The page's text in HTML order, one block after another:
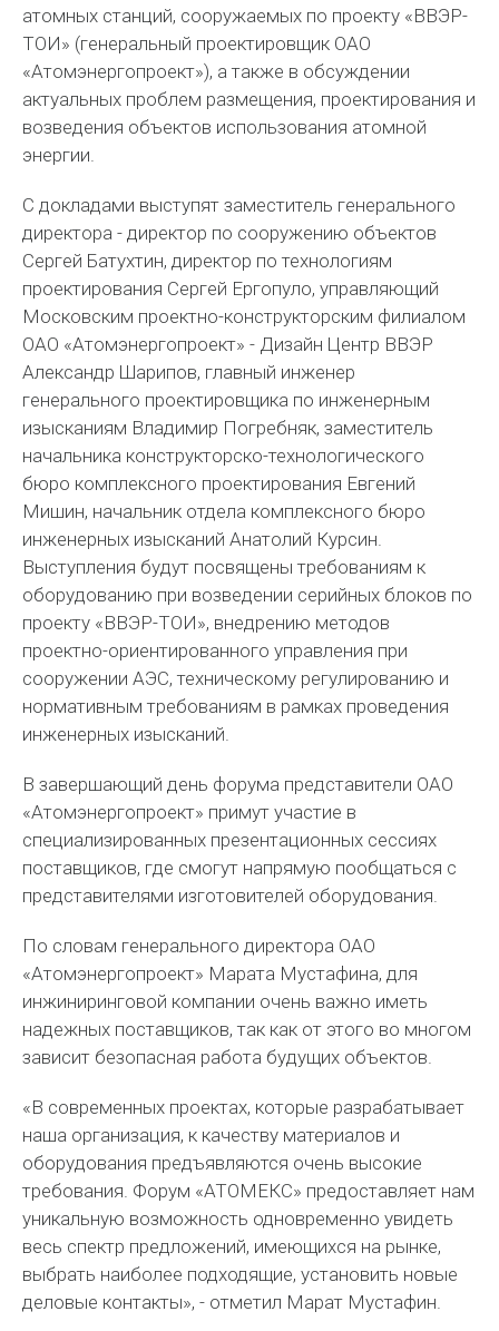
атомных станций, сооружаемых по проекту «ВВЭР-
ТОИ» (генеральный проектировщик ОАО
«Атомэнергопроект»), а также в обсуждении
актуальных проблем размещения, проектирования и
возведения объектов использования атомной
энергии.
С докладами выступят заместитель генерального
директора - директор по сооружению объектов
Сергей Батухтин, директор по технологиям
проектирования Сергей Ергопуло, управляющий
Московским проектно-конструкторским филиалом
ОАО «Атомэнергопроект» - Дизайн Центр ВВЭР
Александр Шарипов, главный инженер
генерального проектировщика по инженерным
изысканиям Владимир Погребняк, заместитель
начальника конструкторско-технологического
бюро комплексного проектирования Евгений
Мишин, начальник отдела комплексного бюро
инженерных изысканий Анатолий Курсин.
Выступления будут посвящены требованиям к
оборудованию при возведении серийных блоков по
проекту «ВВЭР-ТОИ», внедрению методов
проектно-ориентированного управления при
сооружении АЭС, техническому регулированию и
нормативным требованиям в рамках проведения
инженерных изысканий.
В завершающий день форума представители ОАО
«Атомэнергопроект» примут участие в
специализированных презентационных сессиях
поставщиков, где смогут напрямую пообщаться с
представителями изготовителей оборудования.
По словам генерального директора ОАО
«Атомэнергопроект» Марата Мустафина, для
инжиниринговой компании очень важно иметь
надежных поставщиков, так как от этого во многом
зависит безопасная работа будущих объектов.
«В современных проектах, которые разрабатывает
наша организация, к качеству материалов и
оборудования предъявляются очень высокие
требования. Форум «АТОМЕКС» предоставляет нам
уникальную возможность одновременно увидеть
весь спектр предложений, имеющихся на рынке,
выбрать наиболее подходящие, установить новые
деловые контакты», - отметил Марат Мустафин.